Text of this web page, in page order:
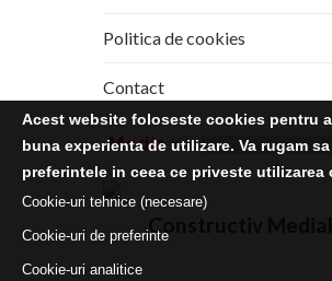
Politica de cookies
Contact
Media Kit
Constructiv
Acest website foloseste cookies pentru
buna experienta de utilizare. Va rugam
preferintele in ceea ce priveste utilizarea
Cookie-uri tehnice (necesare)
Cookie-uri de preferinte
Cookie-uri analitice